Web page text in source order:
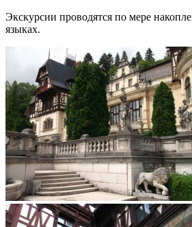
Экскурсии проводятся по мере
языках.